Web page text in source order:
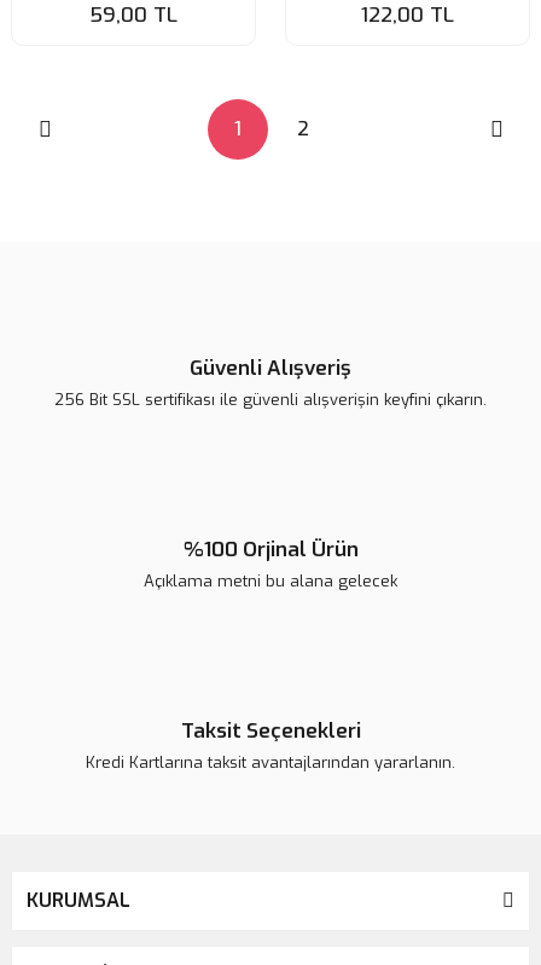
59,00 TL 122,00 TL
1 2
Güvenli Alışveriş
256 Bit SSL sertifikası ile güvenli alışverişin keyfini çıkarın.
%100 Orjinal Ürün
Açıklama metni bu alana gelecek
Taksit Seçenekleri
Kredi Kartlarına taksit avantajlarından yararlanın.
KURUMSAL